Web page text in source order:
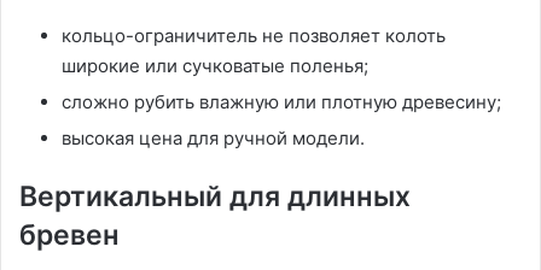
кольцо-ограничитель не позволяет колоть
широкие или сучковатые поленья;
сложно рубить влажную или плотную древесину;
высокая цена для ручной модели.
Вертикальный для длинных
бревен